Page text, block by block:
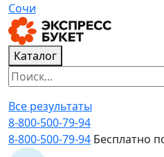
Сочи
Каталог
Все результаты
8-800-500-79-94
8-800-500-79-94 Бесплатно